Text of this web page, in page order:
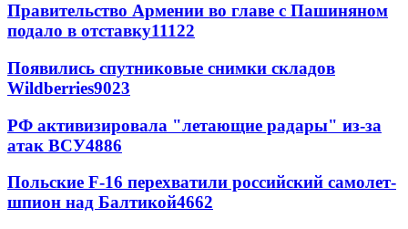
Правительство Армении во главе с Пашиняном
подало в отставку11122
Появились спутниковые снимки складов
Wildberries9023
РФ активизировала "летающие радары" из-за
атак ВСУ4886
Польские F-16 перехватили российский самолет-
шпион над Балтикой4662